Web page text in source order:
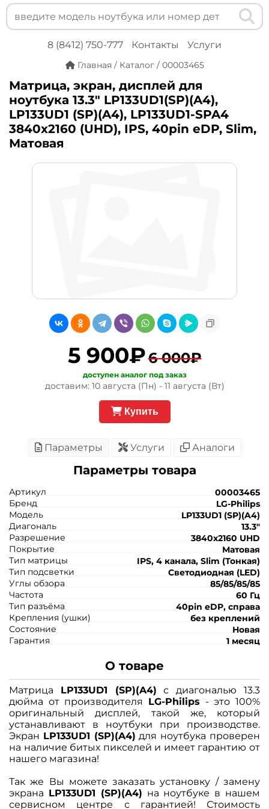
8 (8412) 750-777 Контакты Услуги
Главная / Каталог / 00003465
Матрица, экран, дисплей для
ноутбука 13.3" LP133UD1(SP)(A4),
LP133UD1 (SP)(A4), LP133UD1-SPA4
3840x2160 (UHD), IPS, 40pin eDP, Slim,
Матовая
5 900₽6 000₽
доступен аналог под заказ
доставим: 10 августа (Пн) - 11 августа (Вт)
Купить
Параметры Услуги Аналоги
Параметры товара
Артикул
00003465
Бренд
LG-Philips
Модель
LP133UD1 (SP)(A4)
Диагональ
13.3"
Разрешение
3840x2160 UHD
Покрытие
Матовая
Тип матрицы
IPS, 4 канала, Slim (Тонкая)
Тип подсветки
Светодиодная (LED)
Углы обзора
85/85/85/85
Частота
60 Гц
Тип разъёма
40pin eDP, справа
Крепления (ушки)
без креплений
Состояние
Новая
Гарантия
1 месяц
О товаре
Матрица LP133UD1 (SP)(A4) с диагональю 13.3
дюйма от производителя LG-Philips - это 100%
оригинальный дисплей, такой же, который
устанавливают в ноутбуки при производстве.
Экран LP133UD1 (SP)(A4) для ноутбука проверен
на наличие битых пикселей и имеет гарантию от
нашего магазина!
Так же Вы можете заказать установку / замену
экрана LP133UD1 (SP)(A4) на ноутбуке в нашем
сервисном центре с гарантией! Стоимость